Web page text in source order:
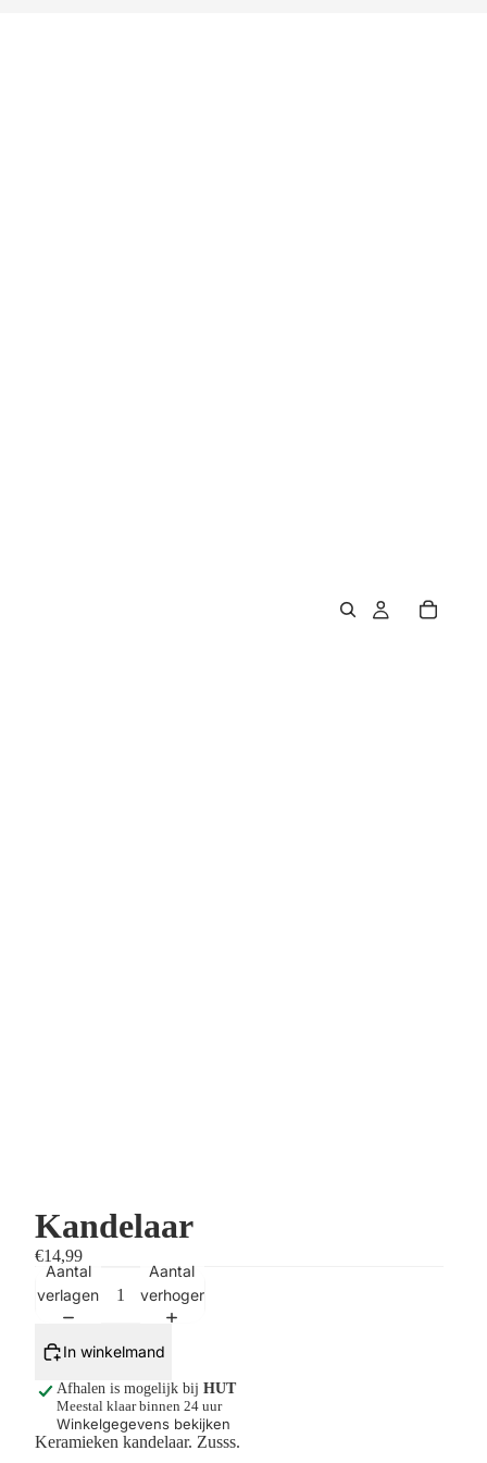
Kandelaar
€14,99
Aantal
verlagen
Aantal
verhogen
In winkelmand
Afhalen is mogelijk bij HUT
Meestal klaar binnen 24 uur
Winkelgegevens bekijken
Keramieken kandelaar. Zusss.